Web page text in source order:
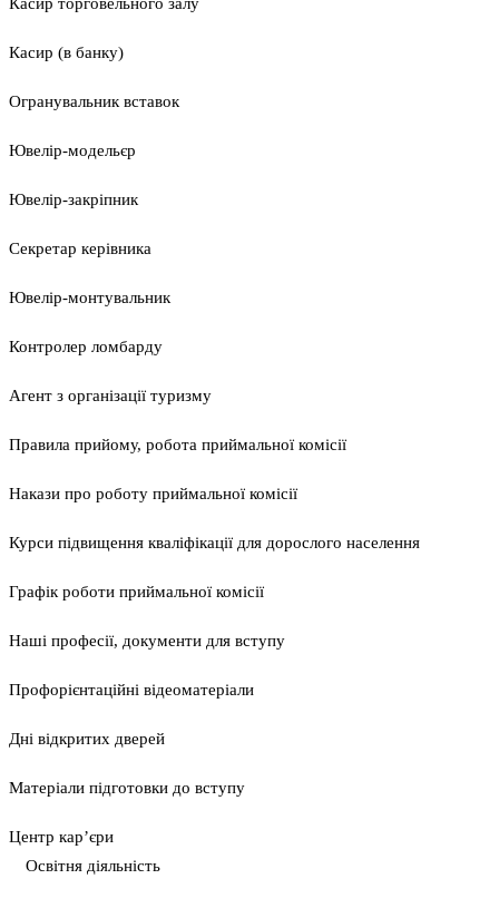
Касир торговельного залу
Касир (в банку)
Огранувальник вставок
Ювелір-модельєр
Ювелір-закріпник
Секретар керівника
Ювелір-монтувальник
Контролер ломбарду
Агент з організації туризму
Правила прийому, робота приймальної комісії
Накази про роботу приймальної комісії
Курси підвищення кваліфікації для дорослого населення
Графік роботи приймальної комісії
Наші професії, документи для вступу
Профорієнтаційні відеоматеріали
Дні відкритих дверей
Матеріали підготовки до вступу
Центр кар’єри
Освітня діяльність